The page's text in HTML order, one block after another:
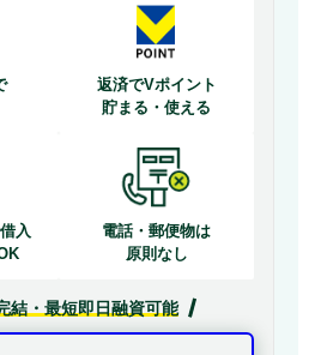
返済でVポイント
貯まる・使える
入
電話・郵便物は
原則なし
結・最短即日融資可能